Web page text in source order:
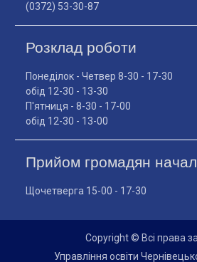
(0372) 53-30-87
Розклад роботи
Понеділок - Четвер 8-30 - 17-30
обід 12-30 - 13-30
П'ятниця - 8-30 - 17-00
обід 12-30 - 13-00
Прийом громадян
Щочетверга 15-00 - 17-30
Copyright © Всі права
Управління освіти